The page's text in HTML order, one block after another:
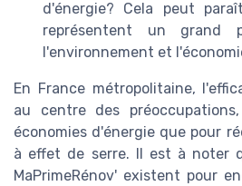
d'énergie? Cela peut
représentent un grand
l'environnement et
En France métropolitaine,
au centre des
économies d'énergie que pour
à effet de serre. Il est à noter
MaPrimeRénov' existent pour